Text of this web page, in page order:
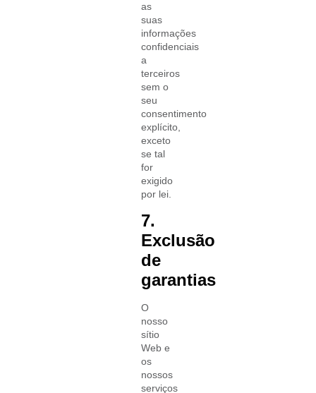
as
suas
informações
confidenciais
a
terceiros
sem o
seu
consentimento
explícito,
exceto
se tal
for
exigido
por lei.
7.
Exclusão
de
garantias
O
nosso
sítio
Web e
os
nossos
serviços